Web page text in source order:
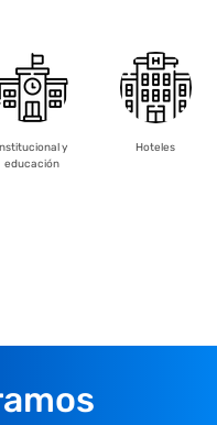
y
educación
Hoteles